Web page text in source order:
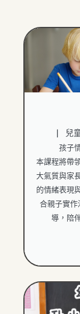
| 兒
孩子
本課程將帶
大氣質與家
的情緒表現
合親子實作
導，陪